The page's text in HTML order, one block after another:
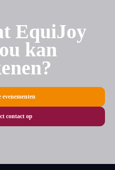
EquiJoy
kan
contact op